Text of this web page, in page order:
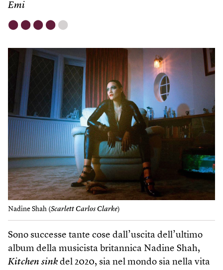
Emi
⬤ ⬤ ⬤ ⬤ ⬤
Nadine Shah (Scarlett Carlos Clarke)
Sono successe tante cose dall’uscita dell’ultimo
album della musicista britannica Nadine Shah,
Kitchen sink del 2020, sia nel mondo sia nella vita